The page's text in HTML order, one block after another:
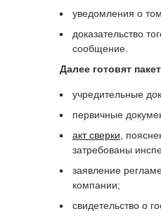
уведомления о
доказательство
сообщение.
Далее готовят
учредительные
первичные
акт сверки ,
затребованы
заявление
компании;
свидетельство о